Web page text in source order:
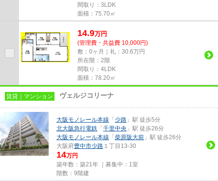
間取り：3LDK
面積：75.70㎡
14.9万円
(管理費・共益費 10,000円)
敷：0ヶ月｜礼：30.6万円
所在階：2階
間取り：4LDK
面積：78.20㎡
賃貸｜マンション ヴェルジコリーナ
大阪モノレール本線 「 少路 」駅 徒歩5分
北大阪急行電鉄 「 千里中央 」駅 徒歩26分
大阪モノレール本線 「 柴原阪大前 」駅 徒歩26分
大阪府豊中市少路 １丁目13-30
14万円
築年数：築21年 ｜募集中： 1室
階数：9階建